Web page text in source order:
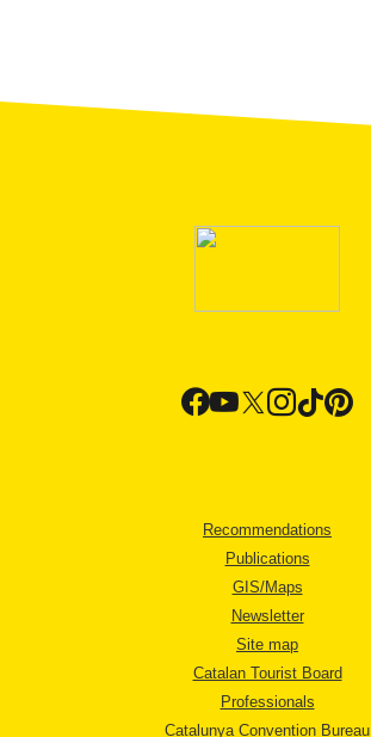
Recommendations
Publications
GIS/Maps
Newsletter
Site map
Catalan Tourist Board
Professionals
Catalunya Convention Bureau